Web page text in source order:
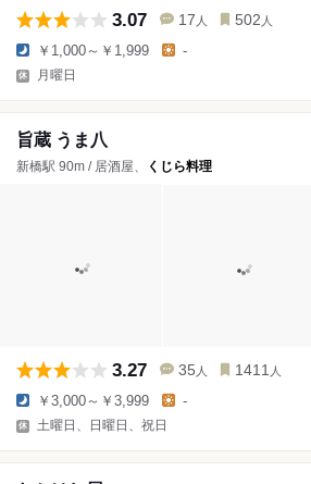
3.07 17 人 502 人
￥1,000～￥1,999 -
月曜日
旨蔵 うま八
新橋駅 90m / 居酒屋、 くじら料理
3.27 35 人 1411 人
￥3,000～￥3,999 -
土曜日、日曜日、祝日